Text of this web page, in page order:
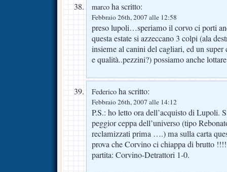
marco ha scritto:
Febbraio 26th, 2007 alle 12:58
preso lupoli…speriamo il corvo ci porti
questa estate si azzeccano 3 colpi (ala
insieme al canini del cagliari, ed un
e qualità..pezzini?) possiamo anche
Federico ha scritto:
Febbraio 26th, 2007 alle 14:12
P.S.: ho letto ora dell’acquisto di Lupoli.
peggior ceppa dell’universo (tipo
reclamizzati prima ….) ma sulla carta
prova che Corvino ci chiappa di brutto
partita: Corvino-Detrattori 1-0.